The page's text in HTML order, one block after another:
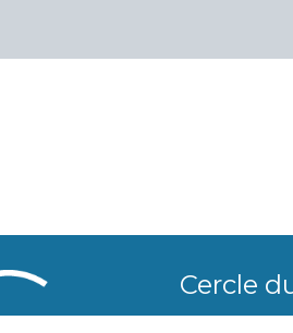
Cercle